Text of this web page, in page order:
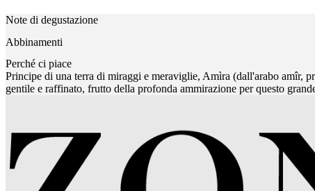
Note di degustazione
Abbinamenti
Perché ci piace
Principe di una terra di miraggi e meraviglie, Amìra (dall'arabo amîr,
gentile e raffinato, frutto della profonda ammirazione per questo